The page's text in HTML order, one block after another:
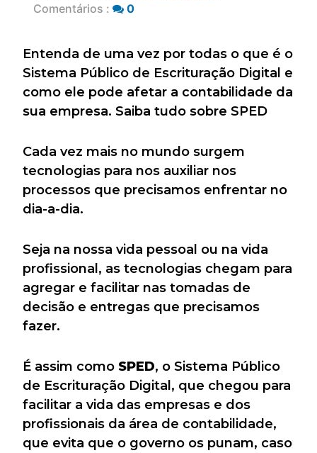
Comentários :
0
Entenda de uma vez por todas o que é o
Sistema Público de Escrituração Digital e
como ele pode afetar a contabilidade da
sua empresa. Saiba tudo sobre SPED
Cada vez mais no mundo surgem
tecnologias para nos auxiliar nos
processos que precisamos enfrentar no
dia-a-dia.
Seja na nossa vida pessoal ou na vida
profissional, as tecnologias chegam para
agregar e facilitar nas tomadas de
decisão e entregas que precisamos
fazer.
É assim como SPED, o Sistema Público
de Escrituração Digital, que chegou para
facilitar a vida das empresas e dos
profissionais da área de contabilidade,
que evita que o governo os punam, caso